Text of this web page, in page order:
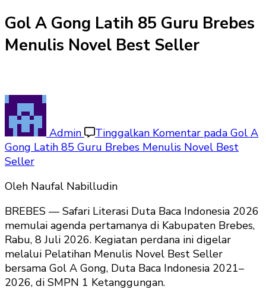
Gol A Gong Latih 85 Guru Brebes
Menulis Novel Best Seller
Admin Tinggalkan Komentar pada Gol A
Gong Latih 85 Guru Brebes Menulis Novel Best
Seller
Oleh Naufal Nabilludin
BREBES — Safari Literasi Duta Baca Indonesia 2026
memulai agenda pertamanya di Kabupaten Brebes,
Rabu, 8 Juli 2026. Kegiatan perdana ini digelar
melalui Pelatihan Menulis Novel Best Seller
bersama Gol A Gong, Duta Baca Indonesia 2021–
2026, di SMPN 1 Ketanggungan.